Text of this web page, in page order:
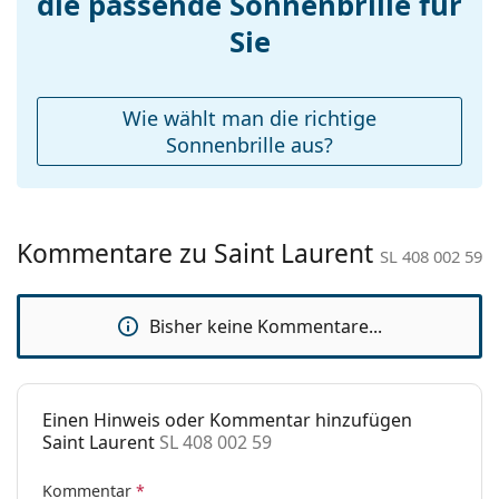
Das mitgelieferte Tuch ist ideal zum Reinigen und
Pflegen der Sonnenbrille. Einige Modelle können
Entdecken Sie das gesamte Sortiment der
, um weitere Modelle beliebter Marken
zu finden.
Reinigungstuch:
Ja
Marke:
Saint Laurent
Verwendung:
Mode
SL 408 002 59
Sie
Wie wählt man die richtige
Sonnenbrille aus?
Kommentare zu Saint Laurent SL 408 002 59
Bisher keine Kommentare...
Einen Hinweis oder Kommentar hinzufügen
Saint Laurent SL 408 002 59
Kommentar *